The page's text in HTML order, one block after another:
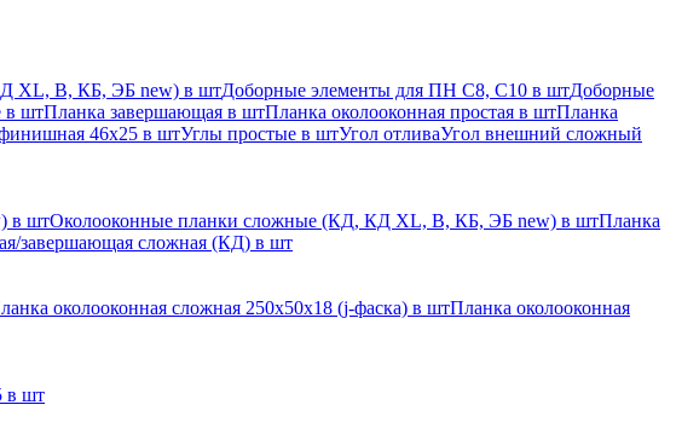
XL, В, КБ, ЭБ new) в штДоборные элементы для ПН С8, С10 в штДоборные
в штПланка завершающая в штПланка околооконная простая в штПланка
46х25 в штУглы простые в штУгол отливаУгол внешний сложный
в штОколооконные планки сложные (КД, КД XL, В, КБ, ЭБ new) в штПланка
завершающая сложная (КД) в шт
околооконная сложная 250х50х18 (j-фаска) в штПланка околооконная
в шт